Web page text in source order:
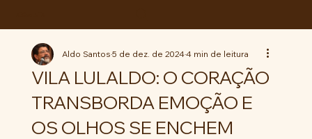
VILA LULALDO: O CORAÇÃO
TRANSBORDA EMOÇÃO E
OS OLHOS SE ENCHEM
Aldo Santos5 de dez. de 20244 min de leitura